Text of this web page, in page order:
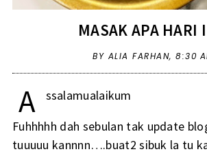
MASAK APA HARI
BY ALIA FARHAN,8:30
A
ssalamualaikum
Fuhhhhh dah sebulan tak update
tuuuuu kannnn….buat2 sibuk la tu